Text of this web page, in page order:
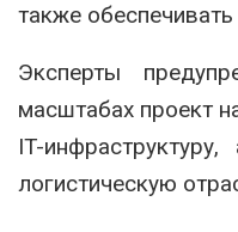
также
Эксперты
масштабах проект
IT-
логистическую